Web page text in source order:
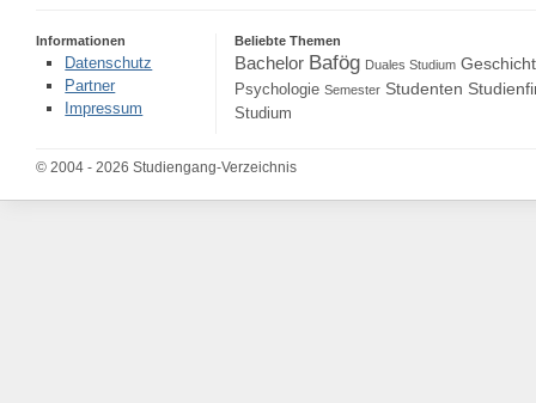
Informationen
Datenschutz
Partner
Impressum
Beliebte Themen
Bachelor Bafög Duales Studium
Psychologie Semester Studenten
Studium
© 2004 - 2026 Studiengang-Verzeichnis